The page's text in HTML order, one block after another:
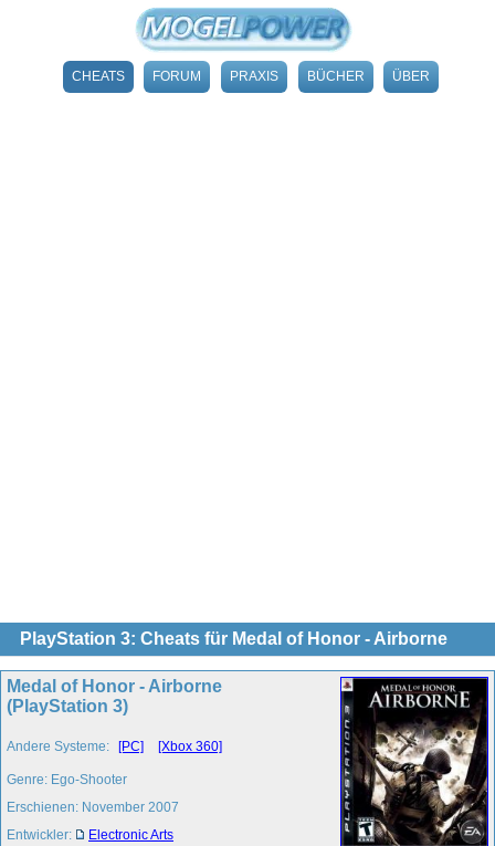
CHEATS FORUM PRAXIS BÜCHER ÜBER
PlayStation 3: Cheats für Medal of Honor - Airborne
Medal of Honor - Airborne
(PlayStation 3)
Andere Systeme: [PC] [Xbox 360]
Genre: Ego-Shooter
Erschienen: November 2007
Entwickler:
Electronic Arts